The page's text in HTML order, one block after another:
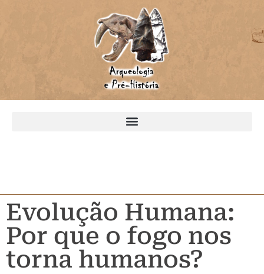
Evolução Humana:
Por que o fogo nos
torna humanos?